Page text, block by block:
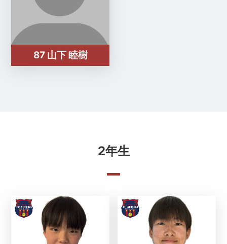
87 山下 睦樹
2年生